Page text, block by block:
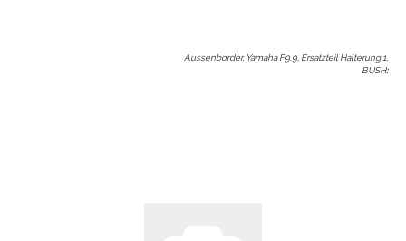
Aussenborder, Yamaha F9.9, Ersatzteil Halterung 1,
BUSH: